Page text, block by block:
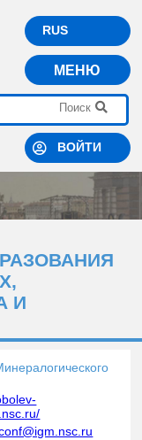
RUS
МЕНЮ
ВОЙТИ
И